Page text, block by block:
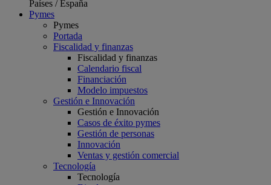
Países /España
Pymes
Pymes
Portada
Fiscalidad y finanzas
Fiscalidad y finanzas
Calendario fiscal
Financiación
Modelo impuestos
Gestión e Innovación
Gestión e Innovación
Casos de éxito pymes
Gestión de personas
Innovación
Ventas y gestión comercial
Tecnología
Tecnología